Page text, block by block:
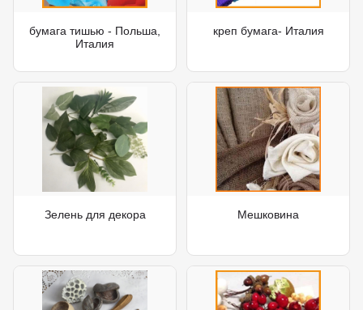
бумага тишью - Польша,
Италия
креп бумага- Италия
Зелень для декора Мешковина